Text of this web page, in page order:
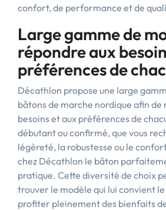
confort, de performance et de
Large gamme de
répondre aux
préférences de
Décathlon propose une large
bâtons de marche nordique afin de
besoins et aux préférences de
débutant ou confirmé, que vous
légèreté, la robustesse ou le
chez Décathlon le bâton
pratique. Cette diversité de choix
trouver le modèle qui lui convient
profiter pleinement des bienfaits